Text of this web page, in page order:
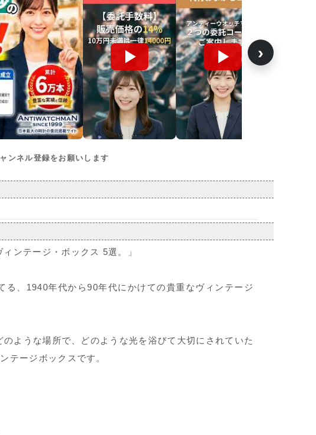
›
ンネル登録をお願いします
ンテージ・ボックス 5選。」
、1940年代から90年代にかけての貴重なヴィンテージ
ような場所で、どのような光を浴びて大切にされていた
テージボックスです。